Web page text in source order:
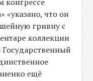
«указано, что он
гривну с
коллекции
Государственный
ещё